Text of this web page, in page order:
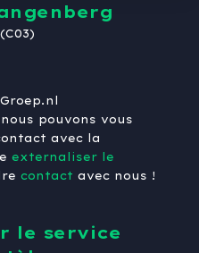
pouvons vous
avec la
externaliser le
contact avec nous !
le service